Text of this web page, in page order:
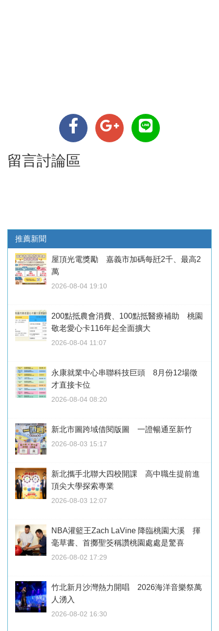
留言討論區
推薦新聞
屋頂光電獎勵 嘉義市加碼每瓩2千、最高2
萬
2026-08-04 19:10
200點抵農會消費、100點抵醫療補助 桃園
敬老愛心卡116年起全面擴大
2026-08-04 11:07
永康就業中心串聯科技巨頭 8月份12場徵
才直接卡位
2026-08-04 08:20
新北市圖跨域借閱版圖 一證暢通至新竹
2026-08-03 15:17
新北攜手北聯大四校開課 高中職生提前進
頂尖大學探索專業
2026-08-03 12:07
NBA灌籃王Zach LaVine 降臨桃園大溪 揮
毫草書、首擲聖筊稱讚桃園處處是驚喜
2026-08-02 17:29
竹北新月沙灣熱力開唱 2026海洋音樂祭萬
人湧入
2026-08-02 16:30